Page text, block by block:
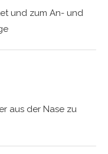
und zum An- und
aus der Nase zu